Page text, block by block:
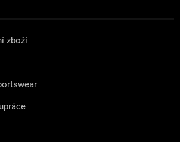
zboží